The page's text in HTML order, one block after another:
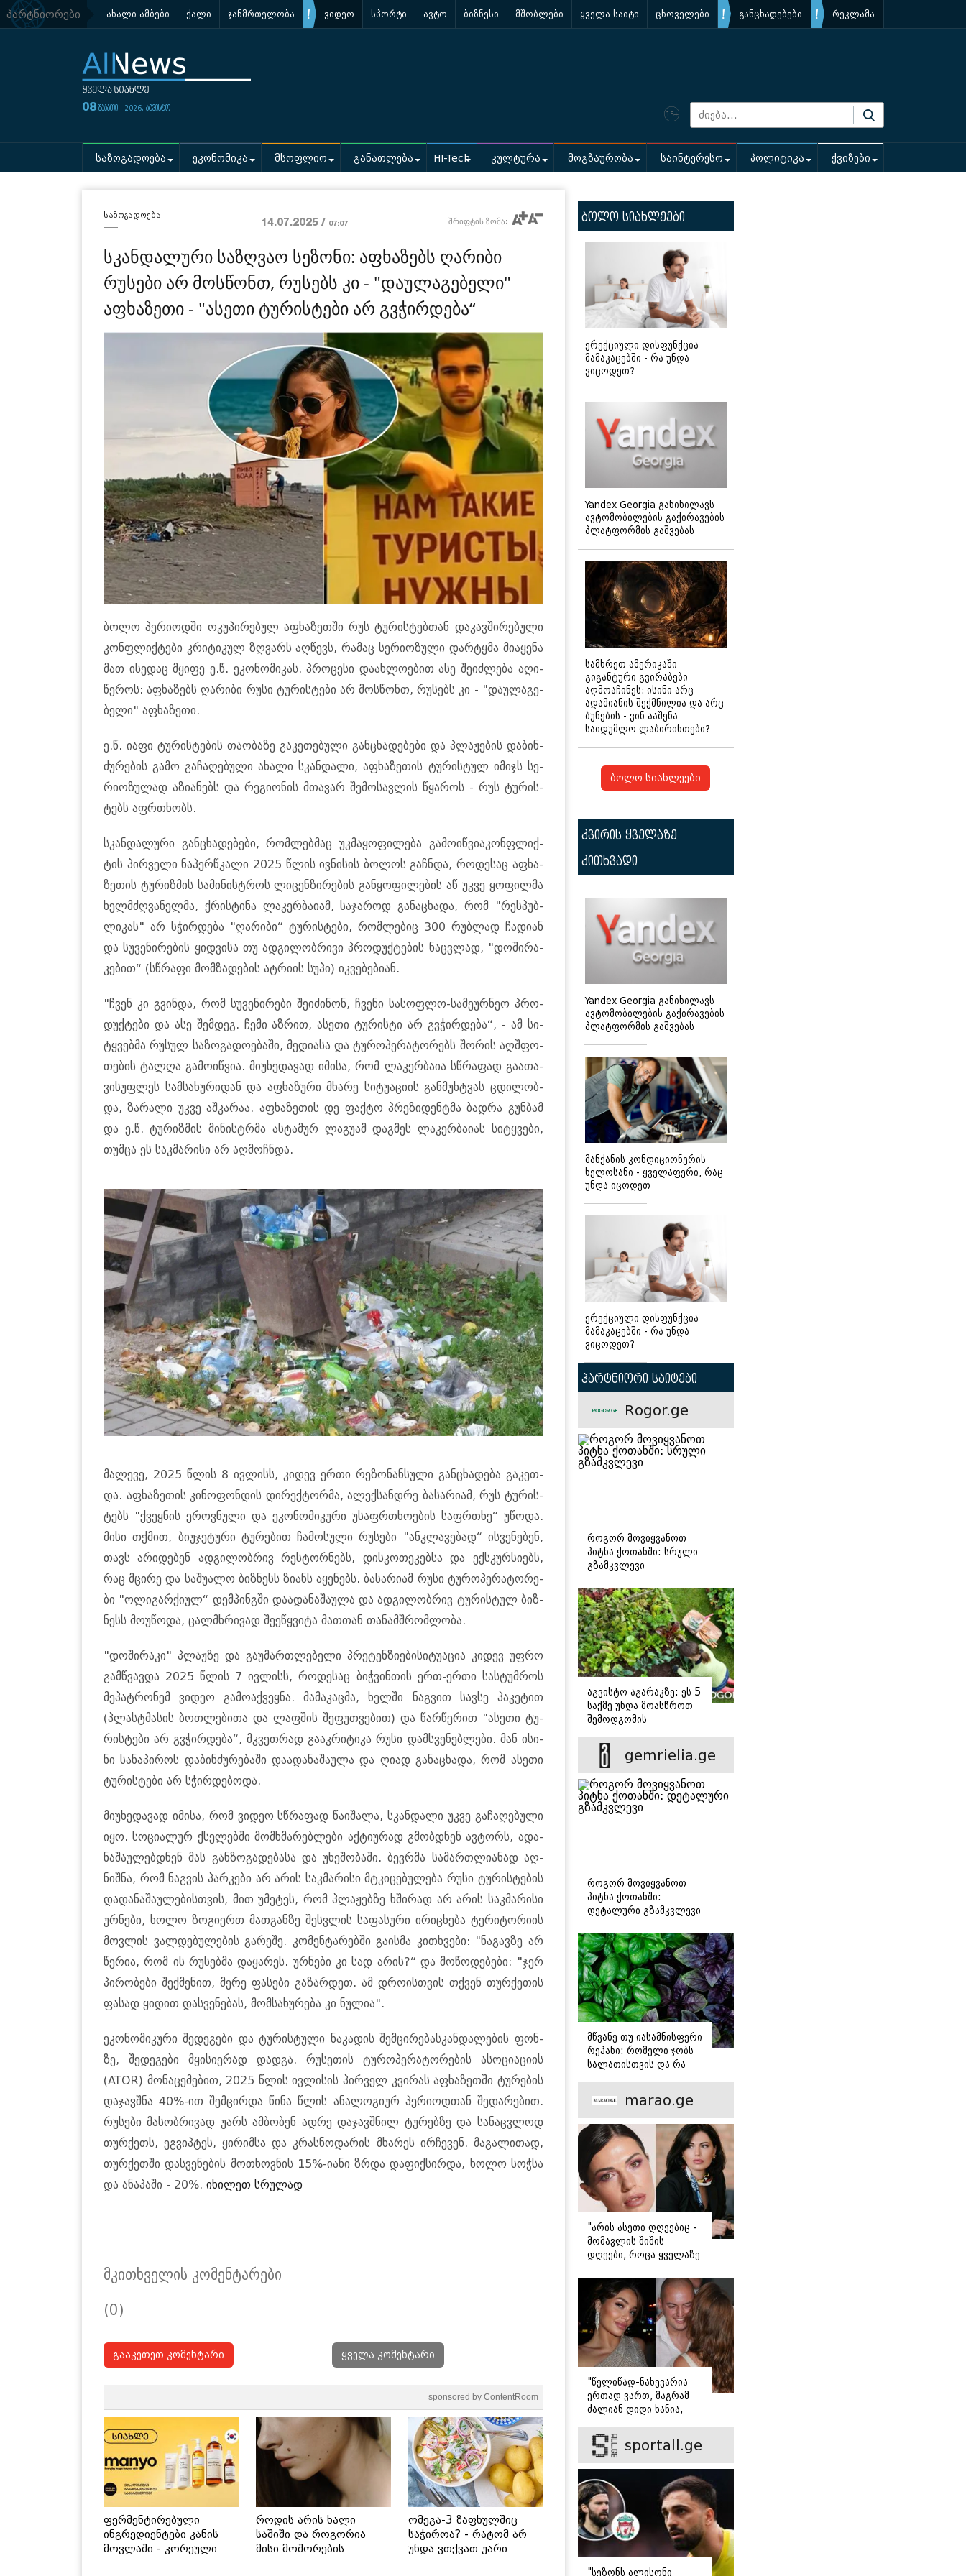
პარტნიორები ახალი ამბები ქალი ჯანმრთელობა ვიდეო სპორტი ავტო ბიზნესი მშობლები ყველა საიტი ცხოველები განცხადებები რეკლამა
08 შაბათი - 2026, აგვისტო
საზოგადოება ეკონომიკა მსოფლიო განათლება HI-Tech კულტურა მოგზაურობა საინტერესო პოლიტიკა ქვიზები
საზოგადოება
14.07.2025 / 07:07 შრიფტის ზომა:
სკანდალური საზღვაო სეზონი: აფხაზებს ღარიბი
რუსები არ მოსწონთ, რუსებს კი - "დაულაგებელი"
აფხაზეთი - "ასეთი ტურისტები არ გვჭირდება“
ბოლო პე­რი­ოდ­ში ოკუ­პი­რე­ბულ აფხა­ზეთ­ში რუს ტუ­რის­ტებ­თან და­კავ­ში­რე­ბუ­ლი
კონ­ფლიქ­ტე­ბი კრი­ტი­კულ ზღვარს აღ­წევს, რა­მაც სე­რი­ო­ზუ­ლი დარ­ტყმა მი­ა­ყე­ნა
მათ ისე­დაც მყი­ფე ე.წ. ეკო­ნო­მი­კას. პრო­ცე­სი და­ახ­ლო­ე­ბით ასე შე­იძ­ლე­ბა აღი­
წე­როს: აფხა­ზებს ღა­რი­ბი რუსი ტუ­რის­ტე­ბი არ მოს­წონთ, რუ­სებს კი - "და­უ­ლა­გე­
ბე­ლი" აფხა­ზე­თი.
ე.წ. იაფი ტუ­რის­ტე­ბის თა­ო­ბა­ზე გა­კე­თე­ბუ­ლი გან­ცხა­დე­ბე­ბი და პლა­ჟე­ბის და­ბინ­
ძუ­რე­ბის გამო გა­ჩა­ღე­ბუ­ლი ახა­ლი სკან­და­ლი, აფხა­ზე­თის ტუ­რის­ტულ იმიჯს სე­
რი­ო­ზუ­ლად აზი­ა­ნებს და რე­გი­ო­ნის მთა­ვარ შე­მო­სავ­ლის წყა­როს - რუს ტუ­რის­
ტებს აფრ­თხობს.
სკან­და­ლუ­რი გან­ცხა­დე­ბე­ბი, რომ­ლებ­მაც უკ­მა­ყო­ფი­ლე­ბა გა­მო­იწ­ვიაკონ­ფლიქ­
ტის პირ­ვე­ლი ნა­პერ­წკა­ლი 2025 წლის ივ­ნი­სის ბო­ლოს გაჩ­ნდა, რო­დე­საც აფხა­
ზე­თის ტუ­რიზ­მის სა­მი­ნის­ტროს ლი­ცენ­ზი­რე­ბის გან­ყო­ფი­ლე­ბის აწ უკვე ყო­ფილ­მა
ხელ­მძღვა­ნელ­მა, ქრის­ტი­ნა ლა­კერ­ბა­ი­ამ, სა­ჯა­როდ გა­ნა­ცხა­და, რომ "რეს­პუბ­
ლი­კას" არ სჭირ­დე­ბა "ღა­რი­ბი“ ტუ­რის­ტე­ბი, რომ­ლე­ბიც 300 რუბ­ლად ჩა­დი­ან
და სუ­ვე­ნი­რე­ბის ყიდ­ვი­სა თუ ად­გი­ლობ­რი­ვი პრო­დუქ­ტე­ბის ნაც­ვლად, "დო­ში­რა­
კე­ბით“ (სწრა­ფი მომ­ზა­დე­ბის ატ­რი­ის სუპი) იკ­ვე­ბე­ბი­ან.
"ჩვენ კი გვინ­და, რომ სუ­ვე­ნი­რე­ბი შე­ი­ძი­ნონ, ჩვე­ნი სა­სოფ­ლო-სა­მე­ურ­ნეო პრო­
დუქ­ტე­ბი და ასე შემ­დეგ. ჩემი აზ­რით, ასე­თი ტუ­რის­ტი არ გვჭირ­დე­ბა“, - ამ სი­
ტყვებ­მა რუ­სულ სა­ზო­გა­დო­ე­ბა­ში, მე­დი­ა­სა და ტუ­რო­პე­რა­ტო­რებს შო­რის აღ­შფო­
თე­ბის ტალ­ღა გა­მო­იწ­ვია. მი­უ­ხე­და­ვად იმი­სა, რომ ლა­კერ­ბა­ია სწრა­ფად გა­ა­თა­
ვი­სუფ­ლეს სამ­სა­ხუ­რი­დან და აფხა­ზუ­რი მხა­რე სი­ტუ­ა­ცი­ის გან­მუხ­ტვას ცდი­ლობ­
და, ზა­რა­ლი უკვე აშ­კა­რაა. აფხა­ზე­თის დე ფაქ­ტო პრე­ზი­დენ­ტმა ბად­რა გუნ­ბამ
და ე.წ. ტუ­რიზ­მის მი­ნის­ტრმა ას­ტა­მურ ლა­გუ­ამ დაგ­მეს ლა­კერ­ბა­ი­ას სი­ტყვე­ბი,
თუმ­ცა ეს საკ­მა­რი­სი არ აღ­მოჩ­ნდა.
მა­ლე­ვე, 2025 წლის 8 ივ­ლისს, კი­დევ ერთი რე­ზო­ნან­სუ­ლი გან­ცხა­დე­ბა გა­კეთ­
და. აფხა­ზე­თის კი­ნო­ფონ­დის დი­რექ­ტორ­მა, ალექ­სან­დრე ბა­სა­რი­ამ, რუს ტუ­რის­
ტებს "ქვეყ­ნის ეროვ­ნუ­ლი და ეკო­ნო­მი­კუ­რი უსაფრ­თხო­ე­ბის საფრ­თხე“ უწო­და.
მისი თქმით, ბი­უ­ჯე­ტუ­რი ტუ­რე­ბით ჩა­მო­სუ­ლი რუ­სე­ბი "ანკლა­ვე­ბად“ ის­ვე­ნე­ბენ,
თავს არი­დე­ბენ ად­გი­ლობ­რივ რეს­ტორ­ნებს, დის­კო­თე­კებ­სა და ექ­სკურ­სი­ებს,
რაც მცი­რე და სა­შუ­ა­ლო ბიზ­ნესს ზი­ანს აყე­ნებს. ბა­სა­რი­ამ რუსი ტუ­რო­პე­რა­ტო­რე­
ბი "ოლი­გარ­ქი­ულ“ დემ­პინ­გში და­ა­და­ნა­შა­უ­ლა და ად­გი­ლობ­რივ ტუ­რის­ტულ ბიზ­
ნესს მო­უ­წო­და, ცალ­მხრი­ვად შე­ე­წყვი­ტა მათ­თან თა­ნამ­შრომ­ლო­ბა.
"დო­ში­რა­კი" პლაჟ­ზე და გა­უ­მარ­თლე­ბე­ლი პრე­ტენ­ზი­ე­ბისი­ტუ­ა­ცია კი­დევ უფრო
გამ­წვავ­და 2025 წლის 7 ივ­ლისს, რო­დე­საც ბიჭ­ვინ­თის ერთ-ერთი სას­ტუმ­როს
მე­პატ­რო­ნემ ვი­დეო გა­მო­აქ­ვეყ­ნა. მა­მა­კაც­მა, ხელ­ში ნაგ­ვით სავ­სე პა­კე­ტით
(პლასტმა­სის ბოთ­ლე­ბი­თა და ლაფ­შის შე­ფუთ­ვე­ბით) და წარ­წე­რით "ასე­თი ტუ­
რის­ტე­ბი არ გვჭირ­დე­ბა“, მკვეთ­რად გა­აკ­რი­ტი­კა რუსი დამ­სვე­ნებ­ლე­ბი. მან ისი­
ნი სა­ნა­პი­როს და­ბინ­ძუ­რე­ბა­ში და­ა­და­ნა­შა­უ­ლა და ღიად გა­ნა­ცხა­და, რომ ასე­თი
ტუ­რის­ტე­ბი არ სჭირ­დე­ბო­და.
მი­უ­ხე­და­ვად იმი­სა, რომ ვი­დეო სწრა­ფად წა­ი­შა­ლა, სკან­და­ლი უკვე გა­ჩა­ღე­ბუ­ლი
იყო. სო­ცი­ა­ლურ ქსე­ლებ­ში მომ­ხმა­რებ­ლე­ბი აქ­ტი­უ­რად გმობ­დნენ ავ­ტორს, ადა­
ნა­შა­უ­ლებ­დნენ მას გან­ზო­გა­დე­ბა­სა და უხე­შო­ბა­ში. ბევ­რმა სა­მარ­თლი­ა­ნად აღ­
ნიშ­ნა, რომ ნაგ­ვის პარ­კე­ბი არ არის საკ­მა­რი­სი მტკი­ცე­ბუ­ლე­ბა რუსი ტუ­რის­ტე­ბის
და­და­ნა­შა­უ­ლე­ბის­თვის, მით უმე­ტეს, რომ პლა­ჟებ­ზე ხში­რად არ არის საკ­მა­რი­სი
ურ­ნე­ბი, ხოლო ზო­გი­ერთ მათ­გან­ზე შეს­ვლის სა­ფა­სუ­რი ირი­ცხე­ბა ტე­რი­ტო­რი­ის
მოვ­ლის ვალ­დე­ბუ­ლე­ბის გა­რე­შე. კო­მენ­ტა­რებ­ში გა­ის­მა კი­თხვე­ბი: "ნა­გავ­ზე არ
წე­რია, რომ ის რუ­სებ­მა და­ყა­რეს. ურ­ნე­ბი კი სად არის?“ და მო­წო­დე­ბე­ბი: "ჯერ
პი­რო­ბე­ბი შექ­მე­ნით, მერე ფა­სე­ბი გა­ზარ­დეთ. ამ დრო­ის­თვის თქვენ თურ­ქე­თის
ფა­სად ყი­დით დას­ვე­ნე­ბას, მომ­სა­ხუ­რე­ბა კი ნუ­ლია".
ეკო­ნო­მი­კუ­რი შე­დე­გე­ბი და ტუ­რის­ტუ­ლი ნა­კა­დის შემ­ცი­რე­ბასკან­და­ლე­ბის ფონ­
ზე, შე­დე­გე­ბი მყი­სი­ე­რად დად­გა. რუ­სე­თის ტუ­რო­პე­რა­ტო­რე­ბის ასო­ცი­ა­ცი­ის
(ATOR) მო­ნა­ცე­მე­ბით, 2025 წლის ივ­ლი­სის პირ­ველ კვი­რას აფხა­ზეთ­ში ტუ­რე­ბის
და­ჯავ­შნა 40%-ით შემ­ცირ­და წინა წლის ანა­ლო­გი­ურ პე­რი­ოდ­თან შე­და­რე­ბით.
რუ­სე­ბი მა­სობ­რი­ვად უარს ამ­ბო­ბენ ადრე და­ჯავ­შნილ ტუ­რებ­ზე და სა­ნაც­ვლოდ
თურ­ქეთს, ეგ­ვიპ­ტეს, ყი­რიმ­სა და კრას­ნო­და­რის მხა­რეს ირ­ჩე­ვენ. მა­გა­ლი­თად,
თურ­ქეთ­ში დას­ვე­ნე­ბის მო­თხოვ­ნის 15%-იანი ზრდა და­ფიქ­სირ­და, ხოლო სოჭ­სა
და ანა­პა­ში - 20%. იხილეთ სრულად
მკითხველის კომენტარები
(0)
გააკეთეთ კომენტარი ყველა კომენტარი
sponsored by ContentRoom
ფერმენტირებული
ინგრედიენტები კანის
მოვლაში - კორეული
როდის არის ხალი
საშიში და როგორია
მისი მოშორების
ომეგა-3 ზაფხულშიც
საჭიროა? - რატომ არ
უნდა ვთქვათ უარი
ბოლო სიახლეები
ერექციული დისფუნქცია
მამაკაცებში - რა უნდა
ვიცოდეთ?
Yandex Georgia განიხილავს
ავტომობილების გაქირავების
პლატფორმის გაშვებას
სამხრეთ ამერიკაში
გიგანტური გვირაბები
აღმოაჩინეს: ისინი არც
ადამიანის შექმნილია და არც
ბუნების - ვინ ააშენა
საიდუმლო ლაბირინთები?
ბოლო სიახლეები
კვირის ყველაზე
კითხვადი
Yandex Georgia განიხილავს
ავტომობილების გაქირავების
პლატფორმის გაშვებას
მანქანის კონდიციონერის
ხელოსანი - ყველაფერი, რაც
უნდა იცოდეთ
ერექციული დისფუნქცია
მამაკაცებში - რა უნდა
ვიცოდეთ?
პარტნიორი საიტები
Rogor.ge
როგორ მოვიყვანოთ
პიტნა ქოთანში: სრული
გზამკვლევი
აგვისტო აგარაკზე: ეს 5
საქმე უნდა მოასწროთ
შემოდგომის
gemrielia.ge
როგორ მოვიყვანოთ
პიტნა ქოთანში:
დეტალური გზამკვლევი
მწვანე თუ იასამნისფერი
რეჰანი: რომელი ჯობს
სალათისთვის და რა
marao.ge
"არის ასეთი დღეებიც -
მომავლის შიშის
დღეები, როცა ყველაზე
- ირინა ონაშვილის
წერილი
"წელიწად-ნახევარია
ერთად ვართ, მაგრამ
ძალიან დიდი ხანია,
ბარბაქაძის რჩეული და
როგორია მისი
სიყვარულის ამბავი
sportall.ge
"სეზონს ალისონი